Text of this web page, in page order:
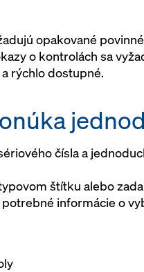
opakované
o kontrolách sa
rýchlo dostupné.
čísla a
štítku alebo
informácie o